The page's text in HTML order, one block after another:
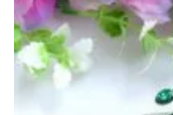
20
июня
2023